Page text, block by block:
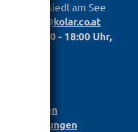
Neusiedl am See
info@kolar.co.at
Fr.: 07.00 - 18:00 Uhr,
Einstellungen